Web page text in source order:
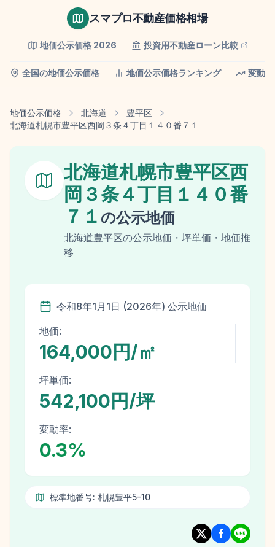
スマプロ不動産価格相場
地価公示価格 2026 投資用不動産ローン比較
全国の地価公示価格 地価公示価格ランキング 変動
地価公示価格 北海道
豊平区
北海道札幌市豊平区西岡３条４丁目１４０番７１
北海道札幌市豊平区西
岡３条４丁目１４０番
７１ の公示地価
北海道豊平区の公示地価 ・坪単価・地価推
移
令和8年1月1日 (2026年) 公示地価
地価:
164,000円/㎡
坪単価:
542,100円/坪
変動率:
0.3%
標準地番号: 札幌豊平5-10